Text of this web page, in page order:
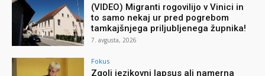
(VIDEO) Migranti rogovilijo v Vinici in
to samo nekaj ur pred pogrebom
tamkajšnjega priljubljenega župnika!
7. avgusta, 2026
Fokus
Zgolj jezikovni lapsus ali namerna